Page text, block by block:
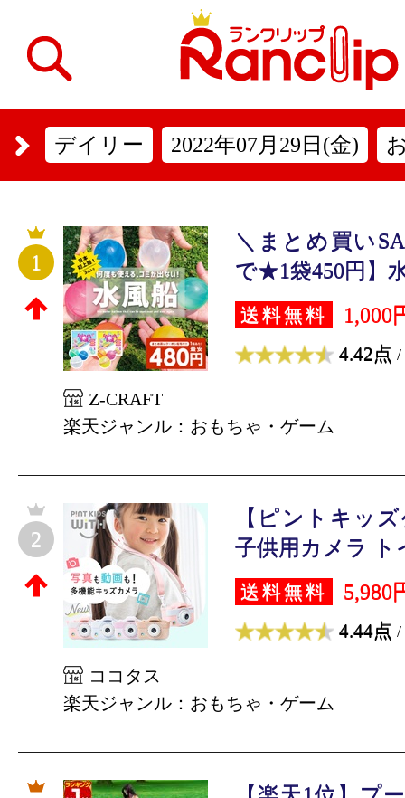
デイリー 2022年07月29日(金)
1
＼まとめ買い
で★1袋450円】
送料無料 1,000
4.42点 /
Z-CRAFT
楽天ジャンル：おもちゃ・ゲーム
2
【ピントキッ
子供用カメラ ト
送料無料 5,980
4.44点 /
ココタス
楽天ジャンル：おもちゃ・ゲーム